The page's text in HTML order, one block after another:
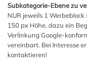
Subkategorie-Ebene zu
NUR jeweils 1
150 px Höhe, dazu ein
Verlinkung Google-
vereinbart. Bei Interesse
kontaktieren!